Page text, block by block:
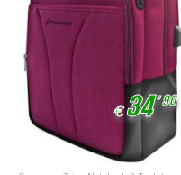
€34
,90